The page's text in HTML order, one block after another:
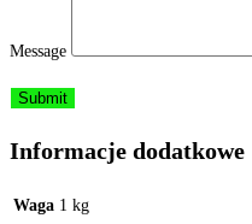
Message
Submit
Informacje dodatkowe
Waga 1 kg